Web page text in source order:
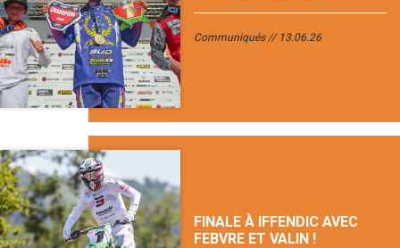
Communiqués 13.06.26
FINALE À IFFENDIC AVEC
FEBVRE ET VALIN !